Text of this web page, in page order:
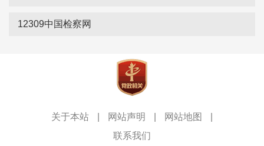
12309中国检察网
关于本站 网站声明 网站地图
联系我们